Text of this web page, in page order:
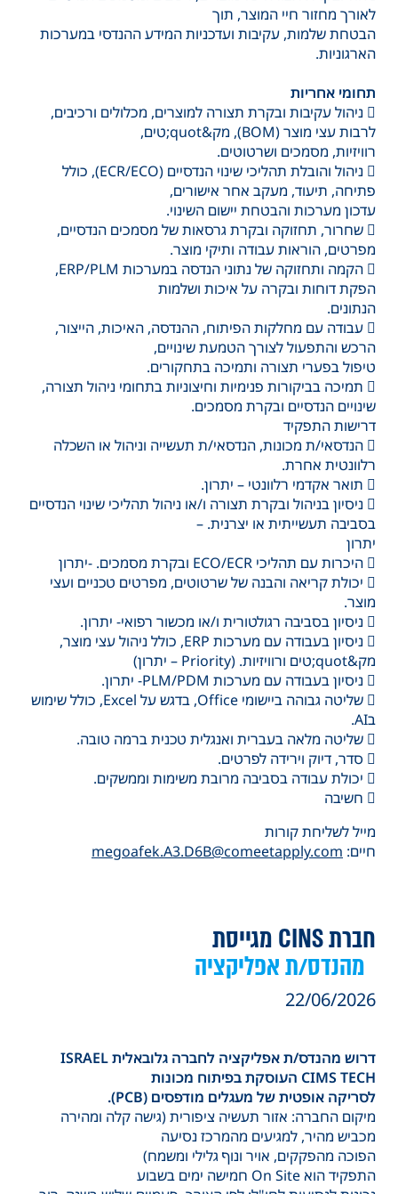
לאורך מחזור חיי המוצר, תוך
הבטחת שלמות, עקיבות ועדכניות המידע ההנדסי במערכות
הארגוניות.
תחומי אחריות
 ניהול עקיבות ובקרת תצורה למוצרים, מכלולים ורכיבים,
לרבות עצי מוצר (BOM), מק&quot;טים,
רוויזיות, מסמכים ושרטוטים.
 ניהול והובלת תהליכי שינוי הנדסיים (ECR/ECO), כולל
פתיחה, תיעוד, מעקב אחר אישורים,
עדכון מערכות והבטחת יישום השינוי.
 שחרור, תחזוקה ובקרת גרסאות של מסמכים הנדסיים,
מפרטים, הוראות עבודה ותיקי מוצר.
 הקמה ותחזוקה של נתוני הנדסה במערכות ERP/PLM,
הפקת דוחות ובקרה על איכות ושלמות
הנתונים.
 עבודה עם מחלקות הפיתוח, ההנדסה, האיכות, הייצור,
הרכש והתפעול לצורך הטמעת שינויים,
טיפול בפערי תצורה ותמיכה בתחקורים.
 תמיכה בביקורות פנימיות וחיצוניות בתחומי ניהול תצורה,
שינויים הנדסיים ובקרת מסמכים.
דרישות התפקיד
 הנדסאי/ת מכונות, הנדסאי/ת תעשייה וניהול או השכלה
רלוונטית אחרת.
 תואר אקדמי רלוונטי – יתרון.
 ניסיון בניהול ובקרת תצורה ו/או ניהול תהליכי שינוי הנדסיים
בסביבה תעשייתית או יצרנית. –
יתרון
 היכרות עם תהליכי ECO/ECR ובקרת מסמכים. -יתרון
 יכולת קריאה והבנה של שרטוטים, מפרטים טכניים ועצי
מוצר.
 ניסיון בסביבה רגולטורית ו/או מכשור רפואי- יתרון.
 ניסיון בעבודה עם מערכות ERP, כולל ניהול עצי מוצר,
מק&quot;טים ורוויזיות. (Priority – יתרון)
 ניסיון בעבודה עם מערכות PLM/PDM- יתרון.
 שליטה גבוהה ביישומי Office, בדגש על Excel, כולל שימוש
בAI.
 שליטה מלאה בעברית ואנגלית טכנית ברמה טובה.
 סדר, דיוק וירידה לפרטים.
 יכולת עבודה בסביבה מרובת משימות וממשקים.
 חשיבה
מייל לשליחת קורות
חיים: megoafek.A3.D6B@comeetapply.com
חברת CINS מגייסת
מהנדס/ת אפליקציה
22/06/2026
דרוש מהנדס/ת אפליקציה לחברה גלובאלית ISRAEL
CIMS TECH העוסקת בפיתוח מכונות
לסריקה אופטית של מעגלים מודפסים (PCB).
מיקום החברה: אזור תעשיה ציפורית (גישה קלה ומהירה
מכביש מהיר, למגיעים מהמרכז נסיעה
הפוכה מהפקקים, אויר ונוף גלילי ומשמח)
התפקיד הוא On Site חמישה ימים בשבוע